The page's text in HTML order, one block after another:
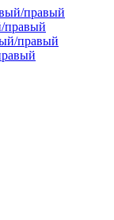
правый
правый
правый